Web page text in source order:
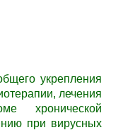
укрепления
лечения
хронической
при вирусных